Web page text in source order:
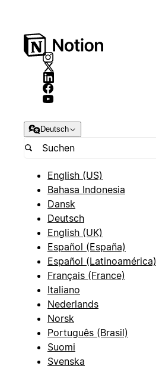
Deutsch
English (US)
Bahasa Indonesia
Dansk
Deutsch
English (UK)
Español (España)
Español (Latinoamérica)
Français (France)
Italiano
Nederlands
Norsk
Português (Brasil)
Suomi
Svenska